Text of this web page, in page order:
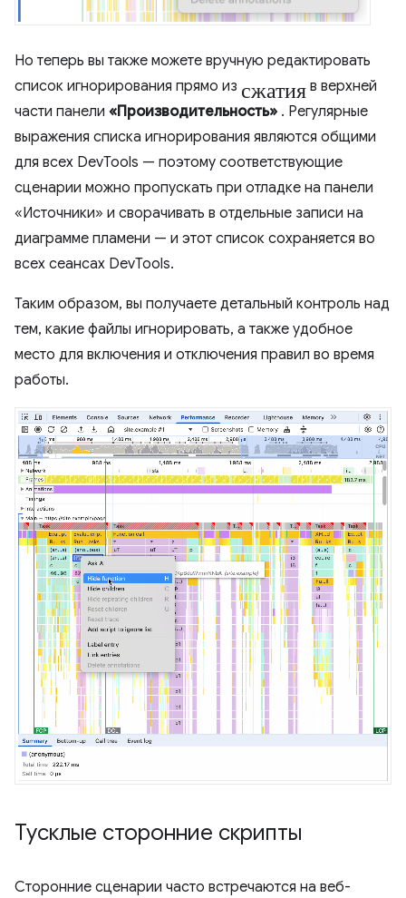
Но теперь вы также можете вручную редактировать
список игнорирования прямо из сжатия в верхней
части панели «Производительность» . Регулярные
выражения списка игнорирования являются общими
для всех DevTools — поэтому соответствующие
сценарии можно пропускать при отладке на панели
«Источники» и сворачивать в отдельные записи на
диаграмме пламени — и этот список сохраняется во
всех сеансах DevTools.
Таким образом, вы получаете детальный контроль над
тем, какие файлы игнорировать, а также удобное
место для включения и отключения правил во время
работы.
Тусклые сторонние скрипты
Сторонние сценарии часто встречаются на веб-